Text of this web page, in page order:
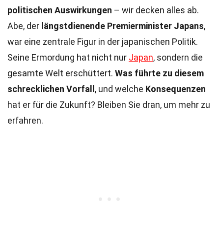
politischen Auswirkungen – wir decken alles ab.
Abe, der längstdienende Premierminister Japans,
war eine zentrale Figur in der japanischen Politik.
Seine Ermordung hat nicht nur Japan, sondern die
gesamte Welt erschüttert. Was führte zu diesem
schrecklichen Vorfall , und welche Konsequenzen
hat er für die Zukunft? Bleiben Sie dran, um mehr zu
erfahren.